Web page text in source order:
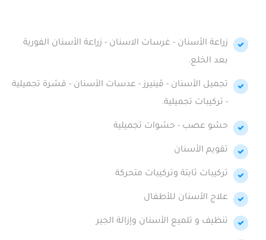
زراعة الأسنان - غرسات الاسنان - زراعة الأسنان الفورية
بعد الخلع.
تجميل الأسنان - ڤينيرز - عدسات الأسنان - قشرة تجميلية
- تركيبات تجميلية.
حشو عصب - حشوات تجميلية
تقويم الأسنان
تركيبات ثابتة وتركيبات متحركة
علاج الأسنان للأطفال
تنظيف و تلميع الأسنان وإزالة الجير